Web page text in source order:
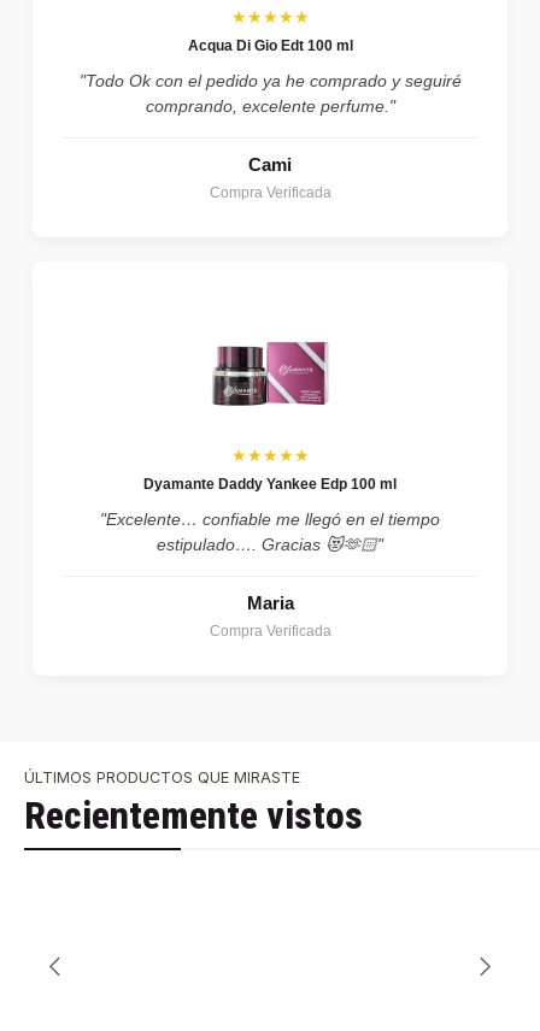
★★★★★
Acqua Di Gio Edt 100 ml
"Todo Ok con el pedido ya he comprado y seguiré
comprando, excelente perfume."
Cami
Compra Verificada
★★★★★
Dyamante Daddy Yankee Edp 100 ml
"Excelente… confiable me llegó en el tiempo
estipulado…. Gracias 😻🫶🏻"
Maria
Compra Verificada
ÚLTIMOS PRODUCTOS QUE MIRASTE
Recientemente vistos